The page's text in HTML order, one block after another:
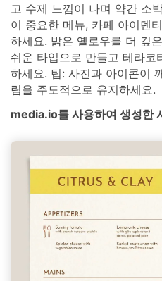
고 수제 느낌이 나며 약간 소
이 중요한 메뉴, 카페 아이덴
하세요. 밝은 옐로우를 더 깊
쉬운 타입으로 만들고 테라
하세요. 팁: 사진과 아이콘이
림을 주도적으로 유지하세요.
media.io를 사용하여 생성한